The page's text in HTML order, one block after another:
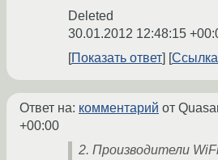
Deleted
30.01.2012 12:48:15
Показать ответ
Ссылка
Ответ на: комментарий от
+00:00
2. Производители